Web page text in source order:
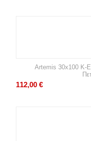
Artemis 30x100 K-
112,00 €